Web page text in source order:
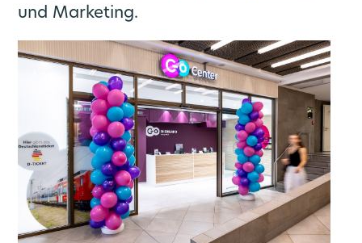
und Marketing.